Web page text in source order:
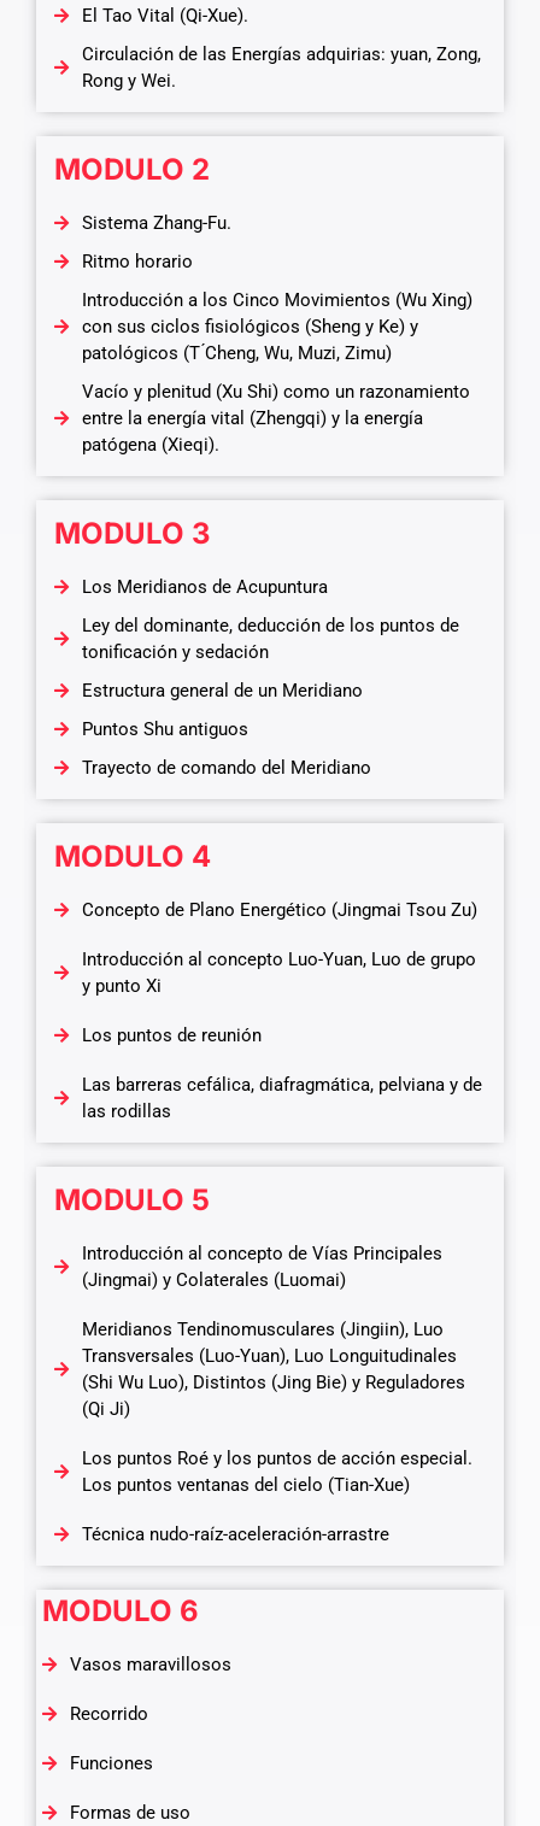
El Tao Vital (Qi-Xue).
Circulación de las Energías adquirias: yuan, Zong,
Rong y Wei.
MODULO 2
Sistema Zhang-Fu.
Ritmo horario
Introducción a los Cinco Movimientos (Wu Xing)
con sus ciclos fisiológicos (Sheng y Ke) y
patológicos (T ́Cheng, Wu, Muzi, Zimu)
Vacío y plenitud (Xu Shi) como un razonamiento
entre la energía vital (Zhengqi) y la energía
patógena (Xieqi).
MODULO 3
Los Meridianos de Acupuntura
Ley del dominante, deducción de los puntos de
tonificación y sedación
Estructura general de un Meridiano
Puntos Shu antiguos
Trayecto de comando del Meridiano
MODULO 4
Concepto de Plano Energético (Jingmai Tsou Zu)
Introducción al concepto Luo-Yuan, Luo de grupo
y punto Xi
Los puntos de reunión
Las barreras cefálica, diafragmática, pelviana y de
las rodillas
MODULO 5
Introducción al concepto de Vías Principales
(Jingmai) y Colaterales (Luomai)
Meridianos Tendinomusculares (Jingiin), Luo
Transversales (Luo-Yuan), Luo Longuitudinales
(Shi Wu Luo), Distintos (Jing Bie) y Reguladores
(Qi Ji)
Los puntos Roé y los puntos de acción especial.
Los puntos ventanas del cielo (Tian-Xue)
Técnica nudo-raíz-aceleración-arrastre
MODULO 6
Vasos maravillosos
Recorrido
Funciones
Formas de uso